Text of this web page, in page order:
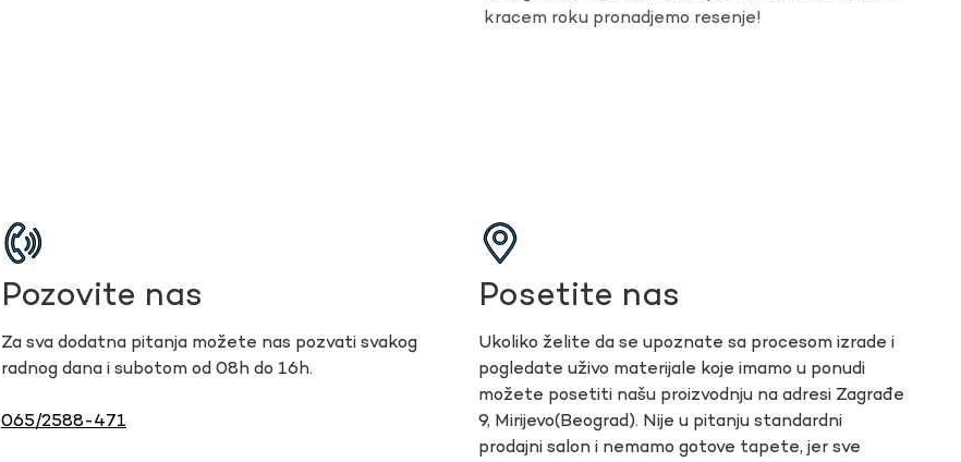
kracem roku pronadjemo resenje!
Pozovite nas
Za sva dodatna pitanja možete nas pozvati svakog
radnog dana i subotom od 08h do 16h.
065/2588-471
Posetite nas
Ukoliko želite da se upoznate sa procesom izrade i
pogledate uživo materijale koje imamo u ponudi
možete posetiti našu proizvodnju na adresi Zagrađe
9, Mirijevo(Beograd). Nije u pitanju standardni
prodajni salon i nemamo gotove tapete, jer sve